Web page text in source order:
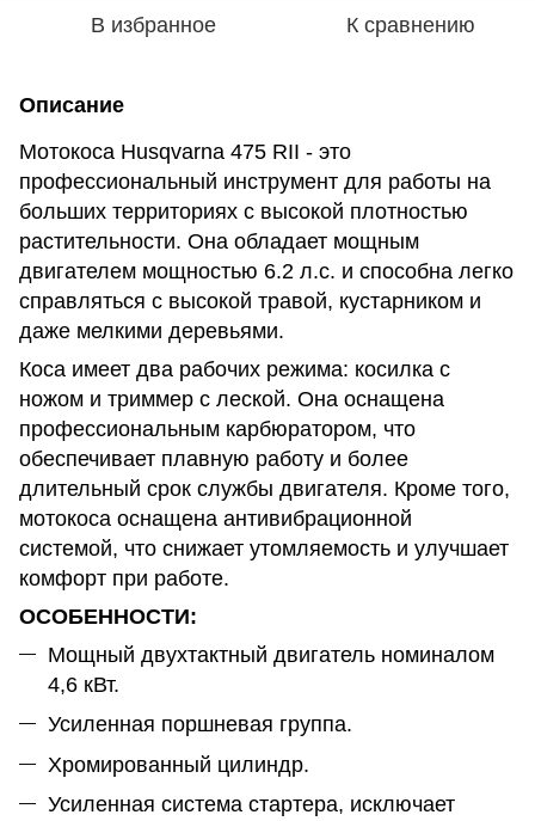
В избранное К сравнению
Описание
Мотокоса Husqvarna 475 RII - это
профессиональный инструмент для работы на
больших территориях с высокой плотностью
растительности. Она обладает мощным
двигателем мощностью 6.2 л.с. и способна легко
справляться с высокой травой, кустарником и
даже мелкими деревьями.
Коса имеет два рабочих режима: косилка с
ножом и триммер с леской. Она оснащена
профессиональным карбюратором, что
обеспечивает плавную работу и более
длительный срок службы двигателя. Кроме того,
мотокоса оснащена антивибрационной
системой, что снижает утомляемость и улучшает
комфорт при работе.
ОСОБЕННОСТИ:
Мощный двухтактный двигатель номиналом
4,6 кВт.
Усиленная поршневая группа.
Хромированный цилиндр.
Усиленная система стартера, исключает